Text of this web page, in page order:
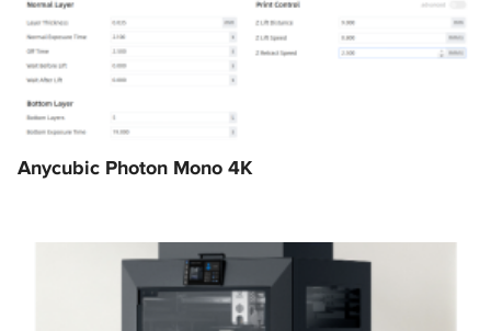
Anycubic Photon Mono 4K